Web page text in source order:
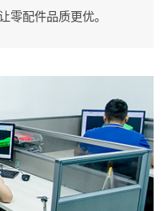
零配件品质更优。